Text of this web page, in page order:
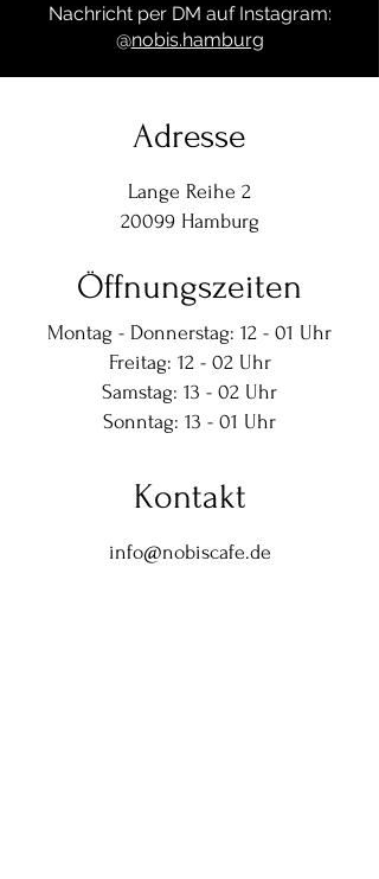
Nachricht per DM auf Instagram:
@nobis.hamburg
Adresse
Lange Reihe 2
20099 Hamburg
Öffnungszeiten
Montag - Donnerstag: 12 - 01 Uhr
Freitag: 12 - 02 Uhr
Samstag: 13 - 02 Uhr
Sonntag: 13 - 01 Uhr
Kontakt
info@nobiscafe.de